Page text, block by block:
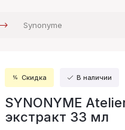
Synonyme
Скидка В наличии
SYNONYME
экстракт 33 мл